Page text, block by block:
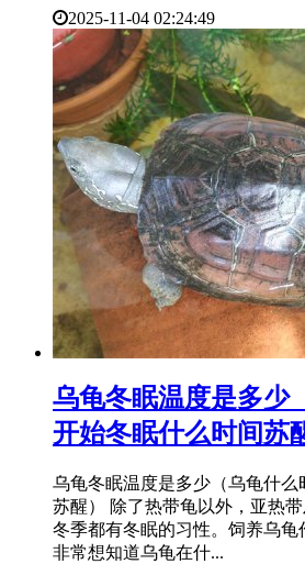
2025-11-04 02:24:49
乌龟冬眠温度是多少
开始冬眠什么时间苏
乌龟冬眠温度是多少（乌龟什么
苏醒） 除了热带龟以外，亚热
冬季都有冬眠的习性。饲养乌
非常想知道乌龟在什...